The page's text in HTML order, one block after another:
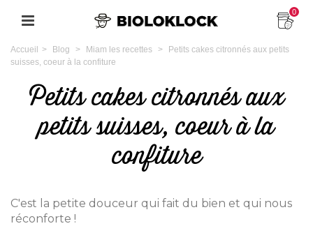
0
Accueil > Blog > Miam les recettes >
Petits cakes citronnés aux petits
suisses, coeur à la confiture
Petits cakes citronnés aux
petits suisses, coeur à la
confiture
C'est la petite douceur qui fait du bien et qui nous
réconforte !